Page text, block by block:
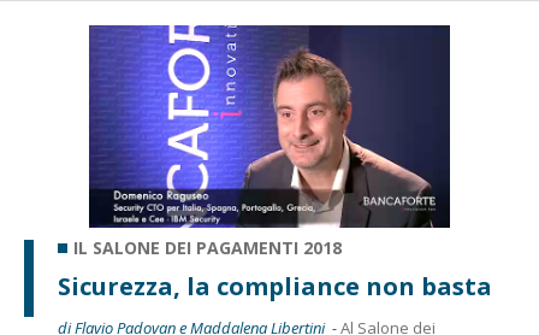
IL SALONE DEI PAGAMENTI 2018
Sicurezza, la compliance non basta
di Flavio Padovan e Maddalena Libertini -Al Salone dei